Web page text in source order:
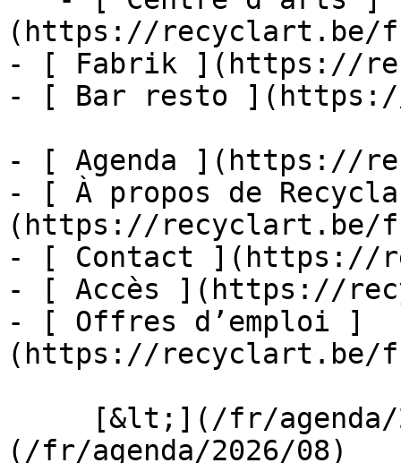
(https://recyclart.be/
- [ Fabrik ](https://
- [ Bar resto
- [ Agenda ](https://
- [ À propos de
(https://recyclart.be/
- [ Contact ](https://
- [ Accès ](https://
- [ Offres d’emploi ]
(https://recyclart.be/
(/fr/agenda/2026/08)